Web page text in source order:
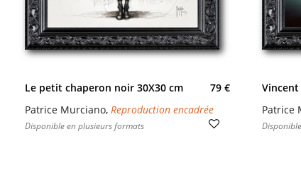
Le petit chaperon noir 30X30 cm
79 €
Patrice Murciano,Reproduction encadrée
Disponible en plusieurs formats
Vincent
Patrice